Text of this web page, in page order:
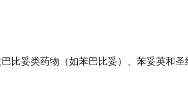
比妥类药物（如苯巴比妥）、苯妥英和圣